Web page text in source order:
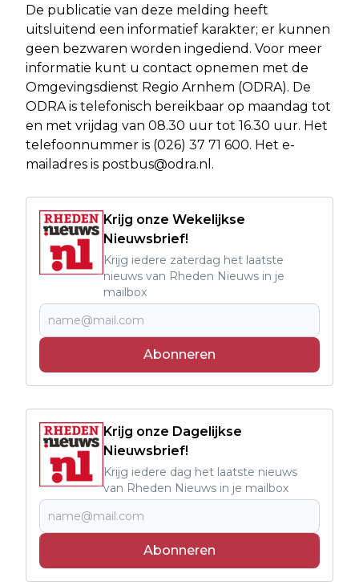
De publicatie van deze melding heeft
uitsluitend een informatief karakter; er kunnen
geen bezwaren worden ingediend. Voor meer
informatie kunt u contact opnemen met de
Omgevingsdienst Regio Arnhem (ODRA). De
ODRA is telefonisch bereikbaar op maandag tot
en met vrijdag van 08.30 uur tot 16.30 uur. Het
telefoonnummer is (026) 37 71 600. Het e-
mailadres is postbus@odra.nl .
Krijg onze Wekelijkse
Nieuwsbrief!
Krijg iedere zaterdag het laatste
nieuws van Rheden Nieuws in je
mailbox
Abonneren
Krijg onze Dagelijkse
Nieuwsbrief!
Krijg iedere dag het laatste nieuws
van Rheden Nieuws in je mailbox
Abonneren